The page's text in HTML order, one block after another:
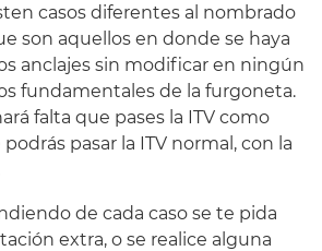
casos diferentes al nombrado
son aquellos en donde se haya
anclajes sin modificar en ningún
fundamentales de la furgoneta.
falta que pases la ITV como
pasar la ITV normal, con la
de cada caso se te pida
extra, o se realice alguna